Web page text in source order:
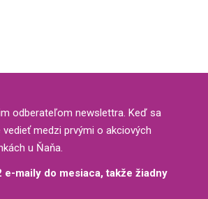
odberateľom newslettra. Keď sa
vedieť medzi prvými o akciových
u Ňaňa.
e-maily do mesiaca, takže žiadny